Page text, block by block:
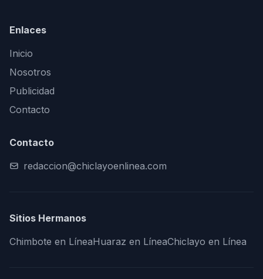
Enlaces
Inicio
Nosotros
Publicidad
Contacto
Contacto
redaccion@chiclayoenlinea.com
Sitios Hermanos
Chimbote en LíneaHuaraz en LíneaChiclayo en Línea